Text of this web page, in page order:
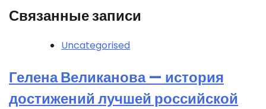
Связанные записи
Uncategorised
Гелена Великанова — история
достижений лучшей российской